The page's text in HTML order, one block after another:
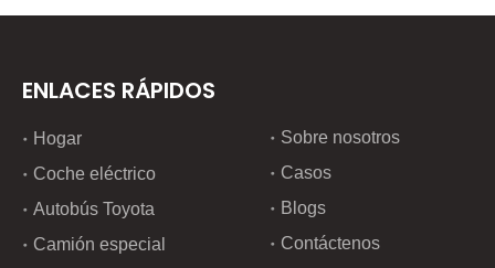
ENLACES RÁPIDOS
Hogar
Coche eléctrico
Autobús Toyota
Camión especial
Sobre nosotros
Casos
Blogs
Contáctenos